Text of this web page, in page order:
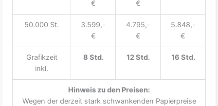
€
€
50.000 St.
3.599,-
€
4.795,-
€
5.848,-
€
Grafikzeit
inkl.
8 Std. 12 Std. 16 Std.
Hinweis zu den Preisen:
Wegen der derzeit stark schwankenden Papierpreise